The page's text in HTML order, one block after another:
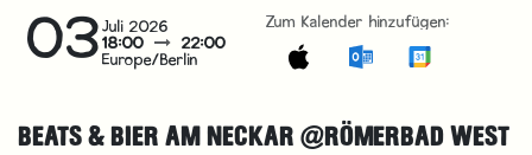
03Juli 2026
18:00 22:00
Europe/Berlin
Zum Kalender hinzufügen:
BEATS & BIER AM NECKAR @RÖMERBAD WEST